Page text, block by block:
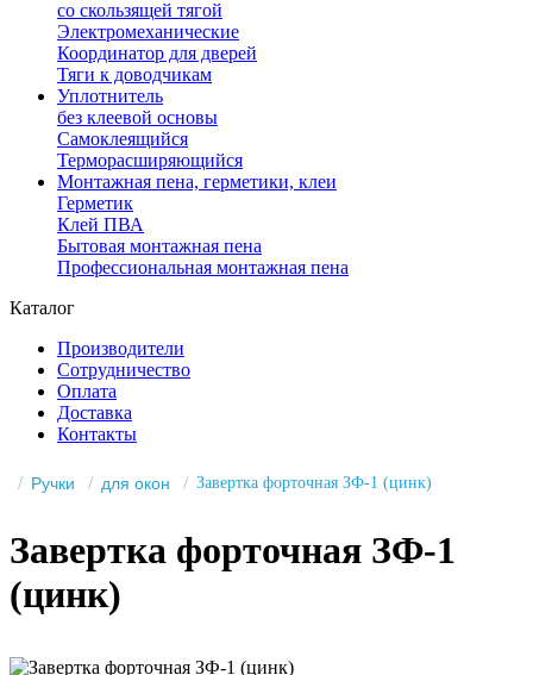
со скользящей тягой
Электромеханические
Координатор для дверей
Тяги к доводчикам
Уплотнитель
без клеевой основы
Самоклеящийся
Терморасширяющийся
Монтажная пена, герметики, клеи
Герметик
Клей ПВА
Бытовая монтажная пена
Профессиональная монтажная пена
Каталог
Производители
Сотрудничество
Оплата
Доставка
Контакты
Ручки для окон Завертка форточная ЗФ-1 (цинк)
Завертка форточная ЗФ-1
(цинк)